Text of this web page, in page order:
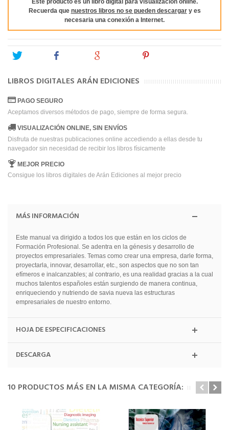
Este producto es un libro digital para visualización online.
Recuerda que nuestros libros no se pueden descargary es
necesaria una conexión a Internet.
Tweet
LIBROS DIGITALES ARÁN EDICIONES
PAGO SEGURO
Aceptamos diversos métodos de pago, siempre de forma segura.
VISUALIZACIÓN ONLINE, SIN ENVÍOS
Disfruta de nuestras publicaciones online accediendo a ellas desde tu
navegador sin necesidad de recibir los libros físicamente
MEJOR PRECIO
Consigue los libros digitales de Arán Ediciones al mejor precio
MÁS INFORMACIÓN
Este manual va dirigido a todos los que están en los ciclos de
Formación Profesional. Se adentra en la génesis y desarrollo de
proyectos empresariales. Temas como crear una empresa, darle forma,
proyectarla, innovar, desarrollar, etc., son aspectos que no son tan
efímeros e inalcanzables; al contrario, es una realidad gracias a la cual
muchos talentos españoles están surgiendo de manera continua,
enriqueciendo y nutriendo de savia nueva las estructuras
empresariales de nuestro entorno.
HOJA DE ESPECIFICACIONES
DESCARGA
10 PRODUCTOS MÁS EN LA MISMA CATEGORÍA: